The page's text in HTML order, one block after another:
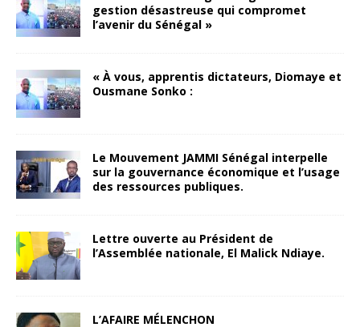
gestion désastreuse qui compromet
l’avenir du Sénégal »
« À vous, apprentis dictateurs, Diomaye et
Ousmane Sonko :
Le Mouvement JAMMI Sénégal interpelle
sur la gouvernance économique et l’usage
des ressources publiques.
Lettre ouverte au Président de
l’Assemblée nationale, El Malick Ndiaye.
L’AFAIRE MÉLENCHON